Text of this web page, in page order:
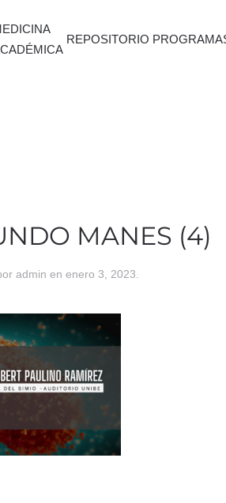
REPOSITORIO
MANES (4)
admin en enero 3, 2023